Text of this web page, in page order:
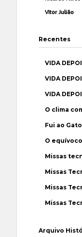
Vítor Julião
Recentes
VIDA
VIDA
VIDA
O clima
Fui ao
O
Missas
Missas
Missas
Missas
Arquivo